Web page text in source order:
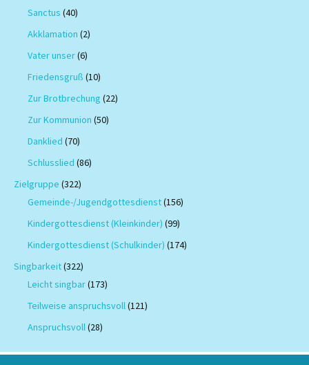
Sanctus (40)
Akklamation (2)
Vater unser(6)
Friedensgruß (10)
Zur Brotbrechung (22)
Zur Kommunion (50)
Danklied (70)
Schlusslied (86)
Zielgruppe (322)
Gemeinde-/Jugendgottesdienst(156)
Kindergottesdienst (Kleinkinder) (99)
Kindergottesdienst (Schulkinder) (174)
Singbarkeit(322)
Leicht singbar(173)
Teilweise anspruchsvoll(121)
Anspruchsvoll(28)